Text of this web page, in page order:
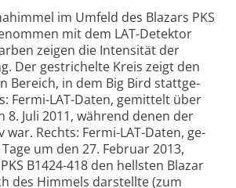
im Umfeld des Blazars PKS
mit dem LAT-Detektor
zeigen die Inten­sität der
Der ge­strichelte Kreis zeigt den
Bereich, in dem Big Bird statt­ge­
Fermi-LAT-Daten, gemittelt über
8. Juli 2011, während denen der
war. Rechts: Fermi-LAT-Daten, ge­
um den 27. Februar 2013,
B1424-418 den hellsten Blazar
des Himmels dar­stellte (zum